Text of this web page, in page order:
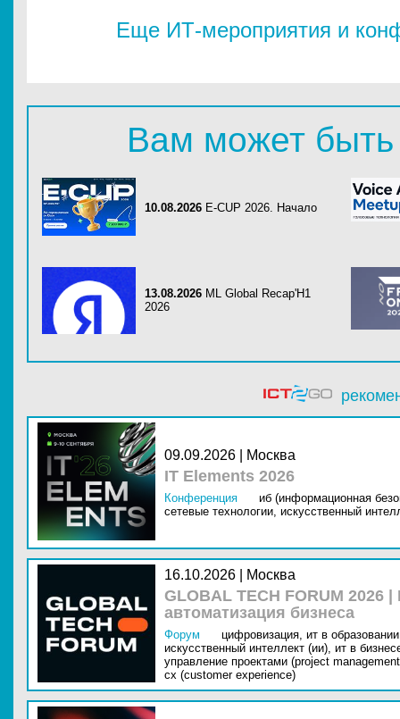
Еще ИТ-мероприятия и
Вам может быть
10.08.2026 E-CUP 2026. Начало
13.08.2026 ML Global Recap'H1
2026
09.09.2026 | Москва
IT Elements 2026
Конференция
иб (информационная
сетевые технологии, искусственный
16.10.2026 | Москва
GLOBAL TECH FORUM
автоматизация бизнеса
Форум цифровизация, ит в
искусственный интеллект (ии), ит в
управление проектами (project
cx (customer experience)